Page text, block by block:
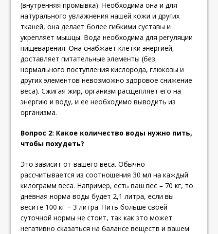
(внутренняя промывка). Необходима она и для
натурального увлажнения нашей кожи и других
тканей, она делает более гибкими суставы и
укрепляет мышцы. Вода необходима для регуляции
пищеварения. Она снабжает клетки энергией,
доставляет питательные элементы (без
нормального поступления кислорода, глюкозы и
других элементов невозможно здоровое снижение
веса). Сжигая жир, организм расщепляет его на
энергию и воду, и ее необходимо выводить из
организма.
Вопрос 2: Какое количество воды нужно пить,
чтобы похудеть?
Это зависит от вашего веса. Обычно
рассчитывается из соотношения 30 мл на каждый
килограмм веса. Например, есть ваш вес – 70 кг, то
дневная норма воды будет 2,1 литра, если вы
весите 100 кг – 3 литра. Пить больше своей
суточной нормы не стоит, так как это может
негативно сказаться на балансе веществ и вашем